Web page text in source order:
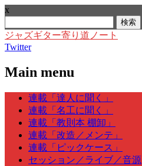
x
索:
ジャズギター寄り道ノート
Twitter
Main menu
Skip
content
連載「達人に聞く」
連載「名工に聞く」
連載「教則本 棚卸」
連載「改造／メンテ」
連載「ピックケース」
セッション／ライブ／音源